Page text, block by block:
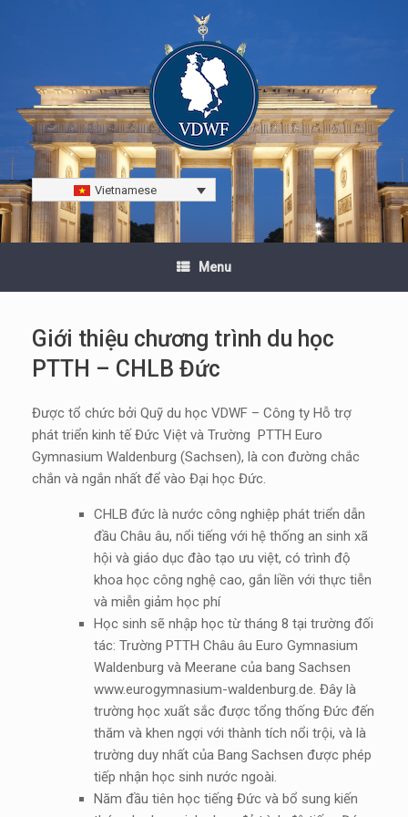
Vietnamese
Menu
Giới thiệu chương trình du học
PTTH – CHLB Đức
Được tổ chức bởi Quỹ du học VDWF – Công ty Hỗ trợ
phát triển kinh tế Đức Việt và Trường PTTH Euro
Gymnasium Waldenburg (Sachsen), là con đường chắc
chắn và ngắn nhất để vào Đại học Đức.
CHLB đức là nước công nghiệp phát triển dẫn
đầu Châu âu, nổi tiếng với hệ thống an sinh xã
hội và giáo dục đào tạo ưu việt, có trình độ
khoa học công nghệ cao, gắn liền với thực tiễn
và miễn giảm học phí
Học sinh sẽ nhập học từ tháng 8 tại trường đối
tác: Trường PTTH Châu âu Euro Gymnasium
Waldenburg và Meerane của bang Sachsen
www.eurogymnasium-waldenburg.de. Đây là
trường học xuất sắc được tổng thống Đức đến
thăm và khen ngợi với thành tích nổi trội, và là
trường duy nhất của Bang Sachsen được phép
tiếp nhận học sinh nước ngoài.
Năm đầu tiên học tiếng Đức và bổ sung kiến